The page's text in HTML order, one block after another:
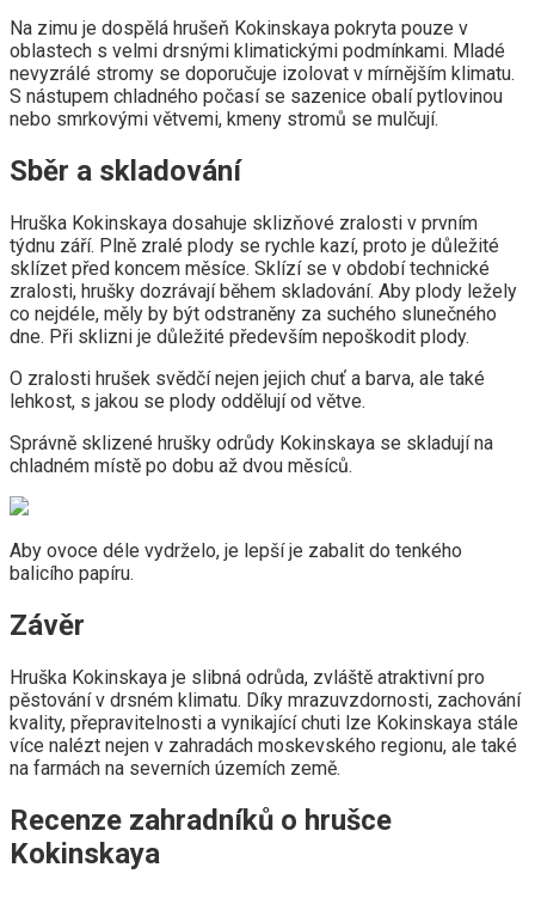
Na zimu je dospělá hrušeň Kokinskaya pokryta pouze v
oblastech s velmi drsnými klimatickými podmínkami. Mladé
nevyzrálé stromy se doporučuje izolovat v mírnějším klimatu.
S nástupem chladného počasí se sazenice obalí pytlovinou
nebo smrkovými větvemi, kmeny stromů se mulčují.
Sběr a skladování
Hruška Kokinskaya dosahuje sklizňové zralosti v prvním
týdnu září. Plně zralé plody se rychle kazí, proto je důležité
sklízet před koncem měsíce. Sklízí se v období technické
zralosti, hrušky dozrávají během skladování. Aby plody ležely
co nejdéle, měly by být odstraněny za suchého slunečného
dne. Při sklizni je důležité především nepoškodit plody.
O zralosti hrušek svědčí nejen jejich chuť a barva, ale také
lehkost, s jakou se plody oddělují od větve.
Správně sklizené hrušky odrůdy Kokinskaya se skladují na
chladném místě po dobu až dvou měsíců.
Aby ovoce déle vydrželo, je lepší je zabalit do tenkého
balicího papíru.
Závěr
Hruška Kokinskaya je slibná odrůda, zvláště atraktivní pro
pěstování v drsném klimatu. Díky mrazuvzdornosti, zachování
kvality, přepravitelnosti a vynikající chuti lze Kokinskaya stále
více nalézt nejen v zahradách moskevského regionu, ale také
na farmách na severních územích země.
Recenze zahradníků o hrušce
Kokinskaya